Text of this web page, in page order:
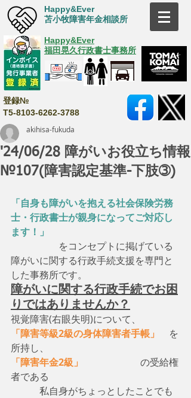
Happy&Ever
苫小牧障害年金相談所
Happy&Ever
福田晃久行政書士事務所
登録№
T5-8103-6262-3788
'24/06/28 障がいお役立ち情報
№107(障害認定基準-下肢➂)
akihisa-fukuda
「自身も障がいを抱える社会保険労務
士・行政書士が親身になってご対応し
ます！」
をコンセプトに掲げている
障がいに関する行政手続支援を専門と
した事務所です。
障がいに関する行政手続でお困
りではありませんか？
視覚障害(右眼失明)について、
「障害等級2級の身体障害者手帳」
を
所持し、
「障害年金2級」
の受給権
者である
私自身がちょっとしたことでも